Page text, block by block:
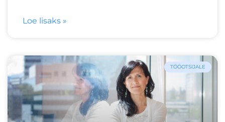
Loe lisaks »
TÖÖOTSIJALE